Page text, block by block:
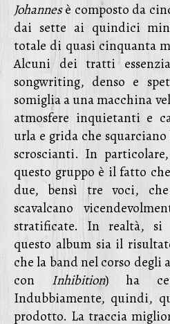
Johannesè composto da
dai sette ai quindici
totale di quasi cinquanta
Alcuni dei tratti
songwriting, denso e
somiglia a una macchina
atmosfere inquietanti e
urla e grida che
scroscianti. In
questo gruppo è il fatto
due, bensì tre voci,
scavalcano
stratificate. In realtà, si
questo album sia il
che la band nel corso degli
con Inhibition) ha
Indubbiamente, quindi,
prodotto. La traccia